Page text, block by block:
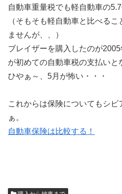
自動車重量税でも軽自動車の
（そもそも軽自動車と比べる
ませんが、、）
ブレイザーを購入したのが
が初めての自動車税の支払いと
ひやぁ～、5月が怖い・・・
これからは保険についてもシ
ぁ。
自動車保険は比較する！